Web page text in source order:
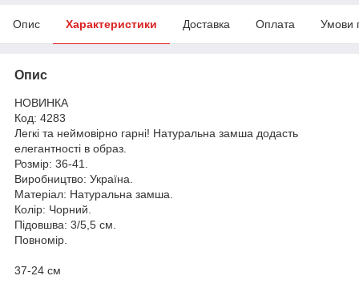
Опис Характеристики Доставка Оплата Умови
Опис
НОВИНКА
Код: 4283
Легкі та неймовірно гарні! Натуральна замша додасть
елегантності в образ.
Розмір: 36-41.
Виробництво: Україна.
Матеріал: Натуральна замша.
Колір: Чорний.
Підовшва: 3/5,5 см.
Повномір.
37-24 см